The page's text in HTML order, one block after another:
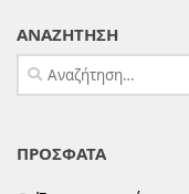
ΑΝΑΖΗΤΗΣΗ
Αναζήτηση
για:
ΠΡΟΣΦΑΤΑ